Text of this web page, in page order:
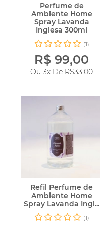
Perfume de
Ambiente Home
Spray Lavanda
Inglesa 300ml
(1)
R$ 99,00
Ou 3x De R$33,00
Refil Perfume de
Ambiente Home
Spray Lavanda Ingl...
(1)